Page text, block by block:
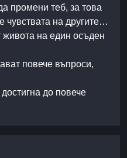
промени теб, за това
чувствата на другите…
живота на един осъден
повече въпроси,
до повече